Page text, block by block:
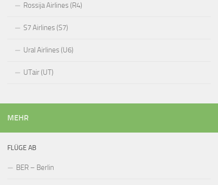
Rossija Airlines (R4)
S7 Airlines (S7)
Ural Airlines (U6)
UTair (UT)
MEHR
FLÜGE AB
BER – Berlin